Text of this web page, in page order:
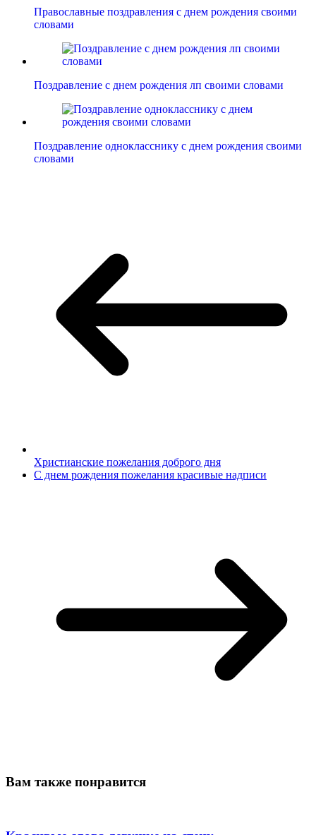
Православные поздравления с днем рождения своими
словами
Поздравление с днем рождения лп своими словами
Поздравление однокласснику с днем рождения своими
словами
Христианские пожелания доброго дня
С днем рождения пожелания красивые надписи
Вам также понравится